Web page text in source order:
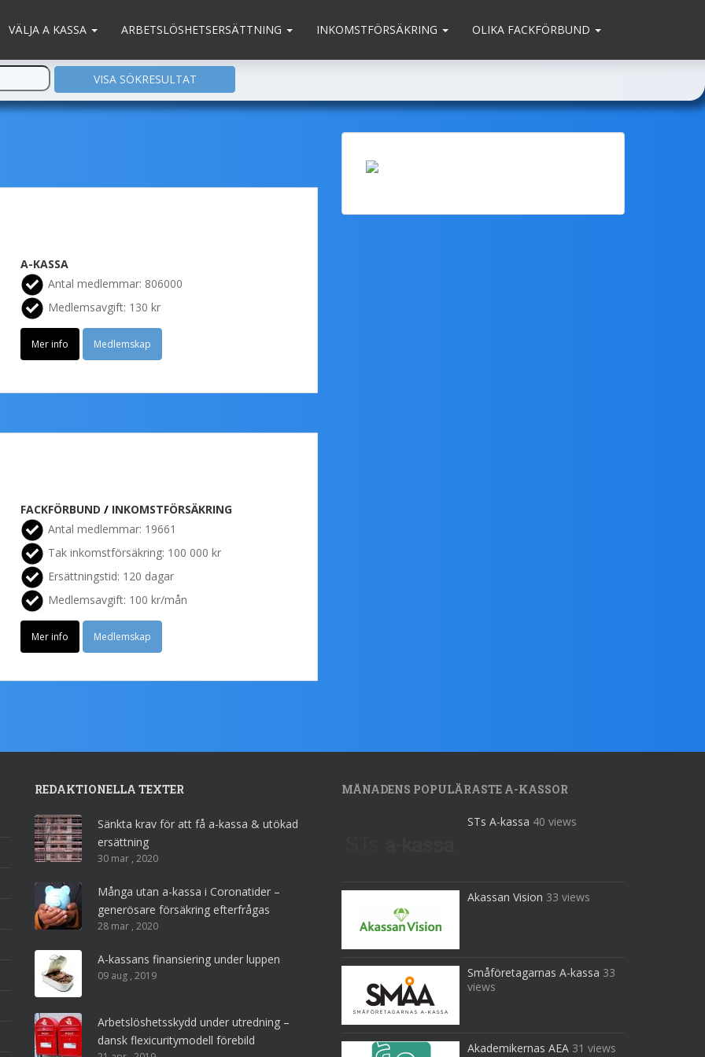
VÄLJA A KASSA ARBETSLÖSHETSERSÄTTNING INKOMSTFÖRSÄKRING OLIKA FACKFÖRBUND
A-KASSA
Antal medlemmar: 806000
Medlemsavgift: 130 kr
Mer info Medlemskap
FACKFÖRBUND / INKOMSTFÖRSÄKRING
Antal medlemmar: 19661
Tak inkomstförsäkring: 100 000 kr
Ersättningstid: 120 dagar
Medlemsavgift: 100 kr/mån
Mer info Medlemskap
REDAKTIONELLA TEXTER
Sänkta krav för att få a-kassa & utökad
ersättning
30 mar , 2020
Många utan a-kassa i Coronatider –
generösare försäkring efterfrågas
28 mar , 2020
A-kassans finansiering under luppen
09 aug , 2019
Arbetslöshetsskydd under utredning –
dansk flexicuritymodell förebild
MÅNADENS POPULÄRASTE A-KASSOR
STs A-kassa 40 views
Akassan Vision 33 views
Småföretagarnas A-kassa 33
views
Akademikernas AEA 31 views